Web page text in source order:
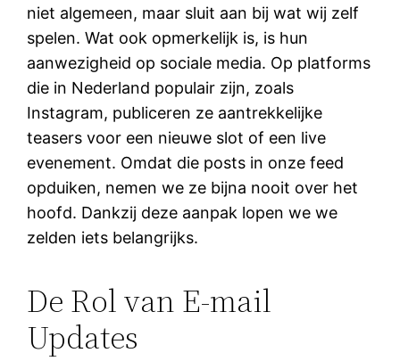
niet algemeen, maar sluit aan bij wat wij zelf
spelen. Wat ook opmerkelijk is, is hun
aanwezigheid op sociale media. Op platforms
die in Nederland populair zijn, zoals
Instagram, publiceren ze aantrekkelijke
teasers voor een nieuwe slot of een live
evenement. Omdat die posts in onze feed
opduiken, nemen we ze bijna nooit over het
hoofd. Dankzij deze aanpak lopen we we
zelden iets belangrijks.
De Rol van E-mail
Updates